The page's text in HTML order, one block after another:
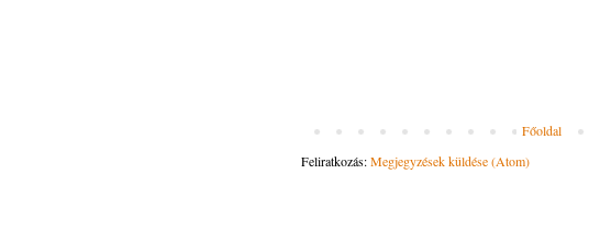
Főoldal
Feliratkozás:Megjegyzések küldése (Atom)